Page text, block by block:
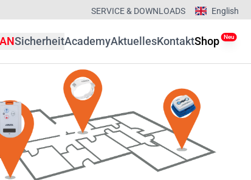
English
SERVICE & DOWNLOADS
SicherheitAcademyAktuellesKontaktShop Neu